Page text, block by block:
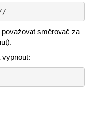
směrovač za